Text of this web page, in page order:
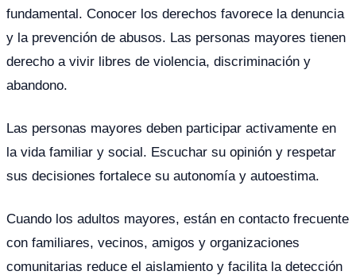
fundamental. Conocer los derechos favorece la denuncia
y la prevención de abusos. Las personas mayores tienen
derecho a vivir libres de violencia, discriminación y
abandono.
Las personas mayores deben participar activamente en
la vida familiar y social. Escuchar su opinión y respetar
sus decisiones fortalece su autonomía y autoestima.
Cuando los adultos mayores, están en contacto frecuente
con familiares, vecinos, amigos y organizaciones
comunitarias reduce el aislamiento y facilita la detección